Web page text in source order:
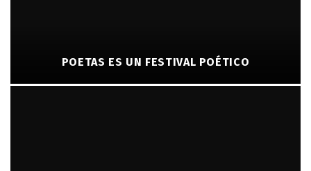
POETAS ES UN FESTIVAL POÉTICO